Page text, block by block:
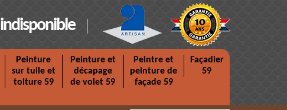
indisponible
Peinture
sur tuile et
toiture 59
Peinture et
décapage
de volet 59
Peintre et
peinture de
façade 59
Façadier
59